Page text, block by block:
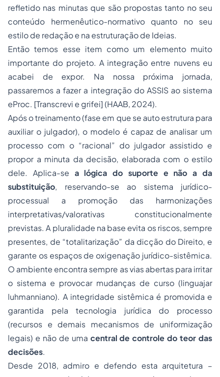
refletido nas minutas que são propostas tanto no seu
conteúdo hermenêutico-normativo quanto no seu
estilo de redação e na estruturação de Ideias.
Então temos esse item como um elemento muito
importante do projeto. A integração entre nuvens eu
acabei de expor. Na nossa próxima jornada,
passaremos a fazer a integração do ASSIS ao sistema
eProc. [Transcrevi e grifei] (HAAB, 2024).
Após o treinamento (fase em que se auto estrutura para
auxiliar o julgador), o modelo é capaz de analisar um
processo com o “racional” do julgador assistido e
propor a minuta da decisão, elaborada com o estilo
dele. Aplica-se a lógica do suporte e não a da
substituição, reservando-se ao sistema jurídico-
processual a promoção das harmonizações
interpretativas/valorativas constitucionalmente
previstas. A pluralidade na base evita os riscos, sempre
presentes, de “totalitarização” da dicção do Direito, e
garante os espaços de oxigenação jurídico-sistêmica.
O ambiente encontra sempre as vias abertas para irritar
o sistema e provocar mudanças de curso (linguajar
luhmanniano). A integridade sistêmica é promovida e
garantida pelatecnologia jurídica do processo
(recursos e demais mecanismos de uniformização
legais) e não de uma central de controle do teor das
decisões.
Desde 2018, admiro e defendo esta arquitetura –